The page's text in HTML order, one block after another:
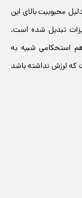
محبوبیت بالای این
تبدیل شده است.
هم استحکامی شبیه به
که لرزش نداشته باشد